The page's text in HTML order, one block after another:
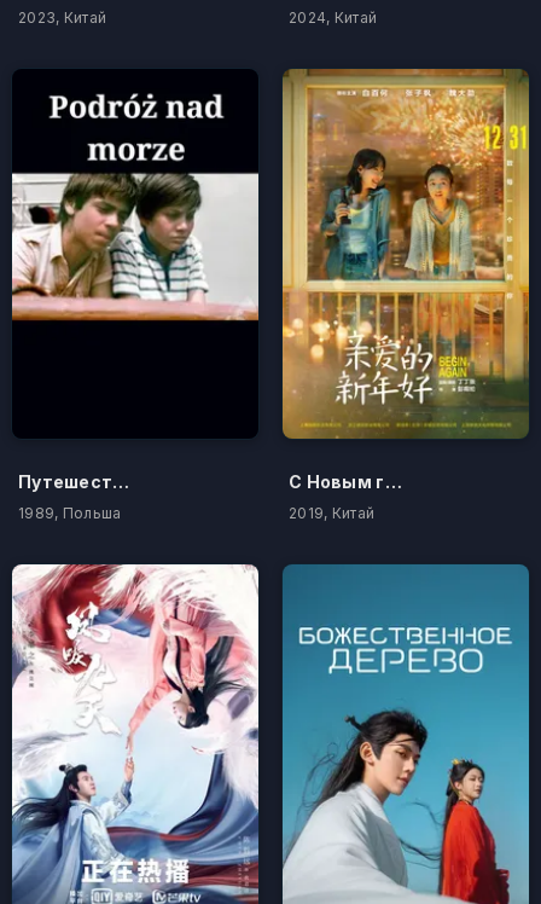
2023, Китай 2024, Китай
Путешествие к морю
1989, Польша
С Новым годом!
2019, Китай